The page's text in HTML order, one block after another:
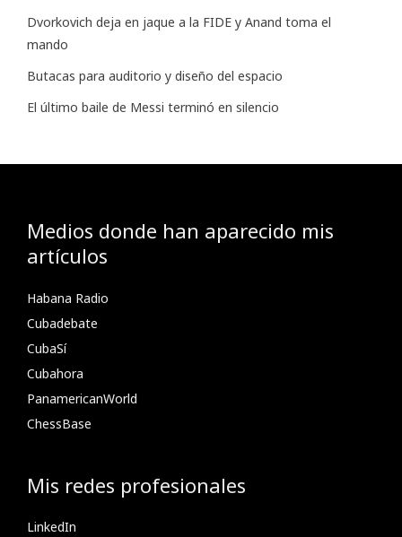
Dvorkovich deja en jaque a la FIDE y Anand toma el
mando
Butacas para auditorio y diseño del espacio
El último baile de Messi terminó en silencio
Medios donde han aparecido mis
artículos
Habana Radio
Cubadebate
CubaSí
Cubahora
PanamericanWorld
ChessBase
Mis redes profesionales
LinkedIn